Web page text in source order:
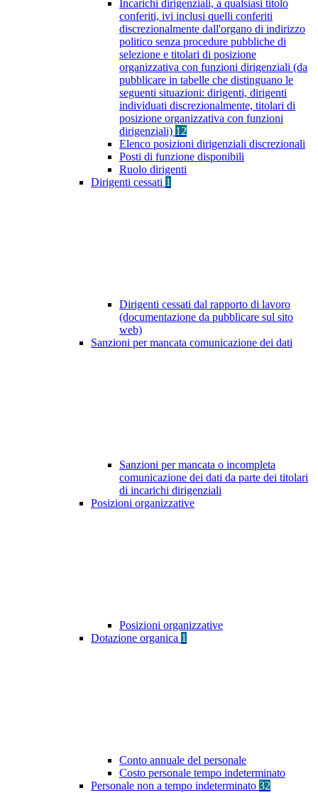
Incarichi dirigenziali, a qualsiasi titolo
conferiti, ivi inclusi quelli conferiti
discrezionalmente dall'organo di indirizzo
politico senza procedure pubbliche di
selezione e titolari di posizione
organizzativa con funzioni dirigenziali (da
pubblicare in tabelle che distinguano le
seguenti situazioni: dirigenti, dirigenti
individuati discrezionalmente, titolari di
posizione organizzativa con funzioni
dirigenziali) 12
Elenco posizioni dirigenziali discrezionali
Posti di funzione disponibili
Ruolo dirigenti
Dirigenti cessati 1
Dirigenti cessati dal rapporto di lavoro
(documentazione da pubblicare sul sito
web)
Sanzioni per mancata comunicazione dei dati
Sanzioni per mancata o incompleta
comunicazione dei dati da parte dei titolari
di incarichi dirigenziali
Posizioni organizzative
Posizioni organizzative
Dotazione organica 1
Conto annuale del personale
Costo personale tempo indeterminato
Personale non a tempo indeterminato 32